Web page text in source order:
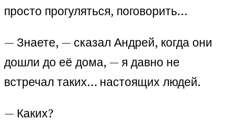
просто прогуляться, поговорить…
— Знаете, — сказал Андрей, когда они
дошли до её дома, — я давно не
встречал таких… настоящих людей.
— Каких?